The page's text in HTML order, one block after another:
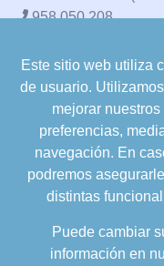
958 050 208
SEDE POZO ALCÓN
Pol. Ind. "La
Nave 5-6 y anexos
23485 Pozo Alcón
958 050 208
958 991 970
Este sitio web utiliza
de usuario.
mejorar
preferencias,
navegación. En
podremos
distintas
Puede cambiar
información en